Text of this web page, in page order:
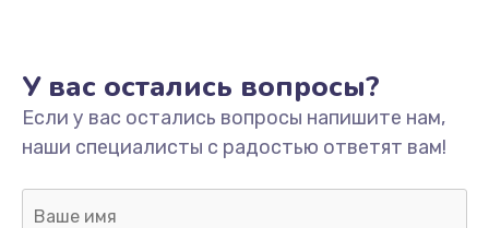
У вас остались вопросы?
Если у вас остались вопросы напишите нам,
наши специалисты с радостью ответят вам!